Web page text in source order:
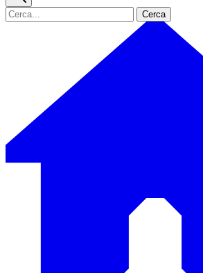
Cerca